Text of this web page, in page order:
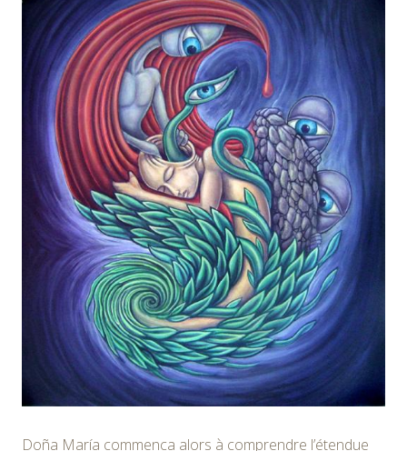
Doña María commenca alors à comprendre l’étendue